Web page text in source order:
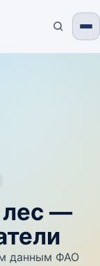
лес —
данным ФАО